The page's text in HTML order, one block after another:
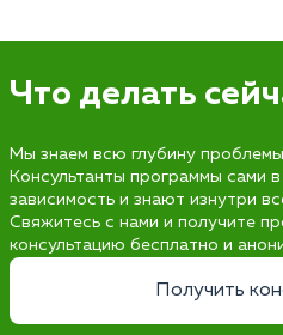
Что делать
Мы знаем всю глубину
Консультанты программы сами
зависимость и знают изнутри
Свяжитесь с нами и получите
консультацию бесплатно и
Получить